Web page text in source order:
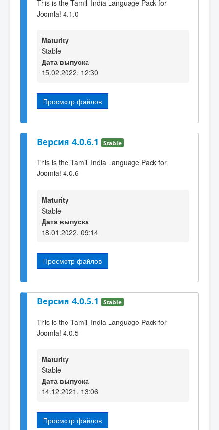
This is the Tamil, India Language Pack for
Joomla! 4.1.0
Maturity
Stable
Дата выпуска
15.02.2022, 12:30
Просмотр файлов
Версия 4.0.6.1 Stable
This is the Tamil, India Language Pack for
Joomla! 4.0.6
Maturity
Stable
Дата выпуска
18.01.2022, 09:14
Просмотр файлов
Версия 4.0.5.1 Stable
This is the Tamil, India Language Pack for
Joomla! 4.0.5
Maturity
Stable
Дата выпуска
14.12.2021, 13:06
Просмотр файлов